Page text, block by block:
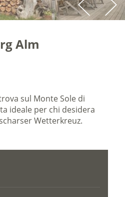
Alm
sul Monte Sole di
ideale per chi desidera
Wetterkreuz.